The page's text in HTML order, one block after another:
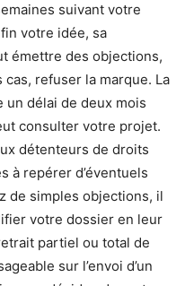
suivant votre
votre idée, sa
émettre des objections,
refuser la marque. La
délai de deux mois
consulter votre projet.
détenteurs de droits
à repérer d’éventuels
de simples objections, il
votre dossier en leur
partiel ou total de
sur l’envoi d’un